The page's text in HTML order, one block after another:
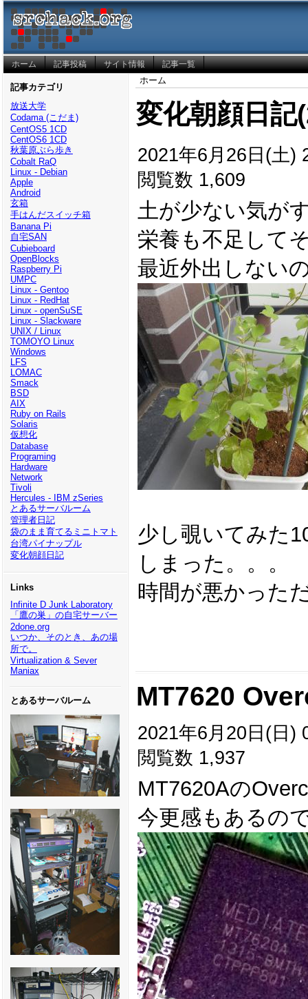
ホーム 記事投稿 サイト情報 記事一覧
記事カテゴリ
放送大学
Codama (こだま)
CentOS5 1CD
CentOS6 1CD
秋葉原ぶら歩き
Cobalt RaQ
Linux - Debian
Apple
Android
玄箱
手はんだスイッチ箱
Banana Pi
自宅SAN
Cubieboard
OpenBlocks
Raspberry Pi
UMPC
Linux - Gentoo
Linux - RedHat
Linux - openSuSE
Linux - Slackware
UNIX / Linux
TOMOYO Linux
Windows
LFS
LOMAC
Smack
BSD
AIX
Ruby on Rails
Solaris
仮想化
Database
Programing
Hardware
Network
Tivoli
Hercules - IBM zSeries
とあるサーバルーム
管理者日記
袋のまま育てるミニトマト
台湾パイナップル
変化朝顔日記
Links
Infinite D Junk Laboratory
「鷹の巣」の自宅サーバー
2done.org
いつか、そのとき、あの場
所で。
Virtualization & Sever
Maniax
とあるサーバルーム
ホーム
変化朝顔日記
2021年6月26日(土)
閲覧数 1,609
土が少ない気が
栄養も不足して
最近外出しない
少し覗いてみた
しまった。。。
時間が悪かった
MT7620
2021年6月20日(日)
閲覧数 1,937
MT7620Aの
今更感もあるの